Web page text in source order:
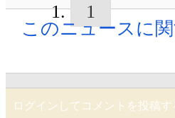
1
このニュースに
ログインしてコメントを投稿す